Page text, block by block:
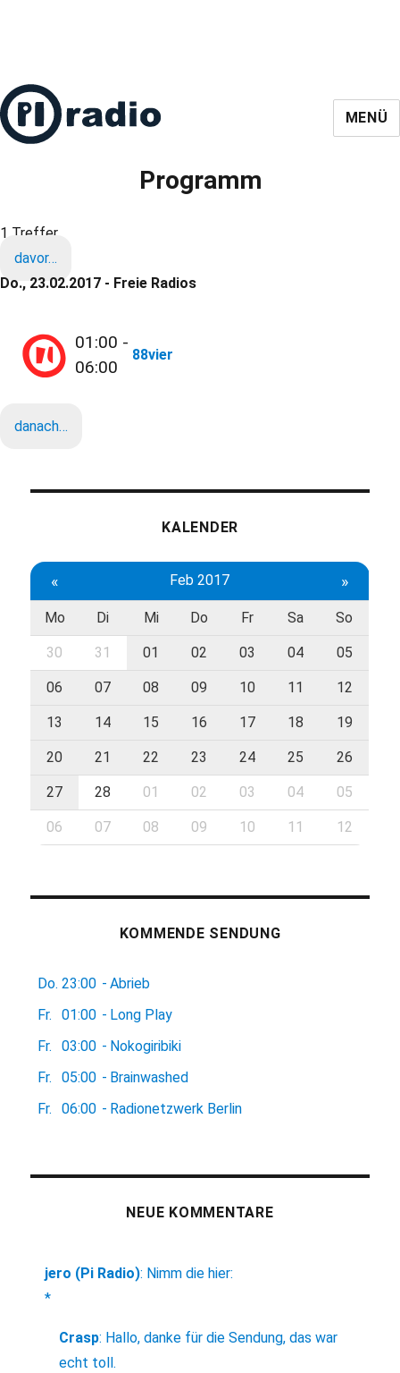
MENÜ
Programm
1 Treffer
davor…
Do., 23.02.2017 - Freie Radios
01:00 -
06:00
88vier
danach…
KALENDER
« Feb 2017 »
Mo Di Mi Do Fr Sa So
30 31 01 02 03 04 05
06 07 08 09 10 11 12
13 14 15 16 17 18 19
20 21 22 23 24 25 26
27 28 01 02 03 04 05
06 07 08 09 10 11 12
KOMMENDE SENDUNG
Do. 23:00 - Abrieb
Fr.
01:00 - Long Play
Fr.
03:00 - Nokogiribiki
Fr.
05:00 - Brainwashed
Fr.
06:00 - Radionetzwerk Berlin
NEUE KOMMENTARE
jero (Pi Radio): Nimm die hier:
*
Crasp: Hallo, danke für die Sendung, das war
echt toll.